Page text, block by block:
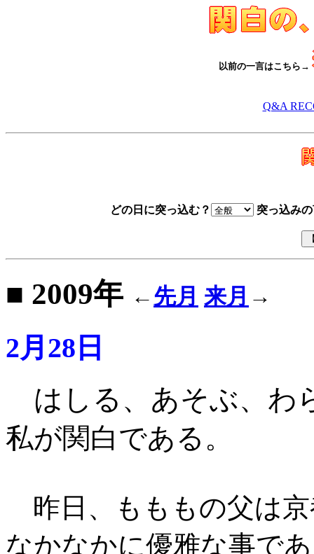
以前の一言はこちら→
Q&A
どの日に突っ込む？ 突っ込み
■ 2009年 ← 先月 来月 →
2月28日
はしる、あそぶ、わ
私が関白である。
昨日、もももの父は
なかなかに優雅な事で